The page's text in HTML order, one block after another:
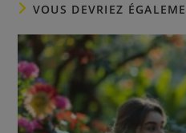
VOUS DEVRIEZ